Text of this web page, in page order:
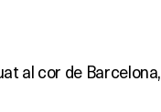
al cor de